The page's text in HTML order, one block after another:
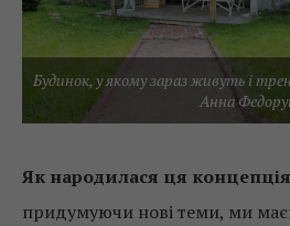
Будинок, у якому зараз живуть і
Анна
Як народилася ця
придумуючи нові теми, ми